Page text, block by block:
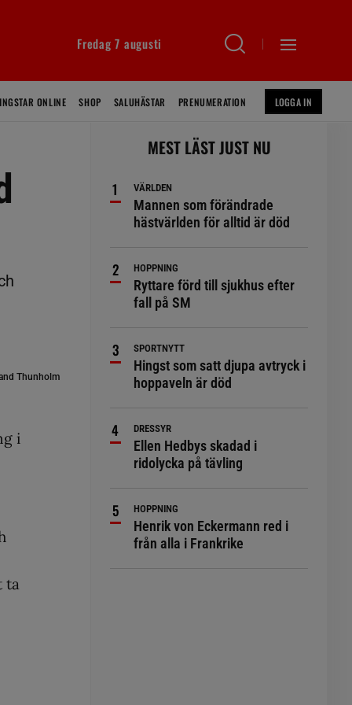
Fredag 7 augusti
ONLINE SHOP SALUHÄSTAR PRENUMERATION LOGGA IN
Thunholm
i
ta
MEST LÄST JUST NU
VÄRLDEN
Mannen som förändrade
hästvärlden för alltid är död
HOPPNING
Ryttare förd till sjukhus efter
fall på SM
SPORTNYTT
Hingst som satt djupa avtryck i
hoppaveln är död
DRESSYR
Ellen Hedbys skadad i
ridolycka på tävling
HOPPNING
Henrik von Eckermann red i
från alla i Frankrike